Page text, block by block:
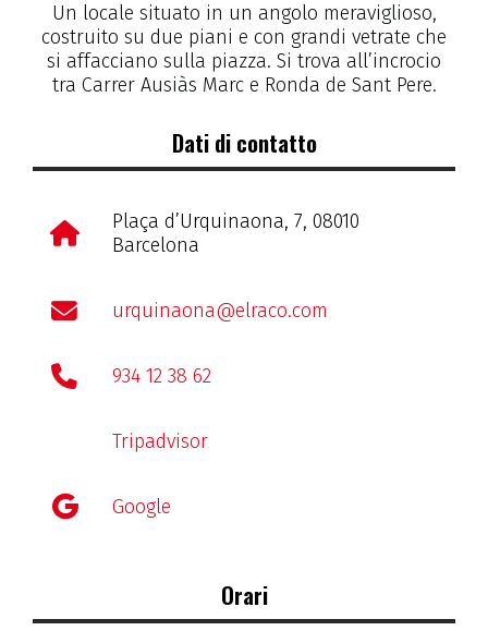
Un locale situato in un angolo meraviglioso,
costruito su due piani e con grandi vetrate che
si affacciano sulla piazza. Si trova all’incrocio
tra Carrer Ausiàs Marc e Ronda de Sant Pere.
Dati di contatto
Plaça d’Urquinaona, 7, 08010
Barcelona
urquinaona@elraco.com
934 12 38 62
Tripadvisor
Google
Orari